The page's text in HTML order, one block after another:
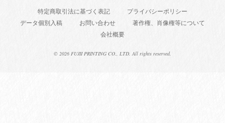
特定商取引法に基づく表記
プライバシーポリシー
データ個別入稿
お問い合わせ
著作権、肖像権等について
会社概要
© 2026 FUJII PRINTING CO., LTD. All rights reserved.